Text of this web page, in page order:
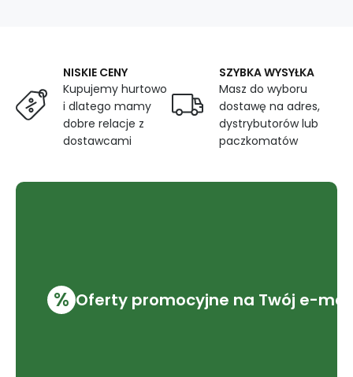
NISKIE CENY
Kupujemy hurtowo
i dlatego mamy
dobre relacje z
dostawcami
SZYBKA WYSYŁKA
Masz do wyboru
dostawę na adres,
dystrybutorów lub
paczkomatów
% Oferty promocyjne na Twój e-mail